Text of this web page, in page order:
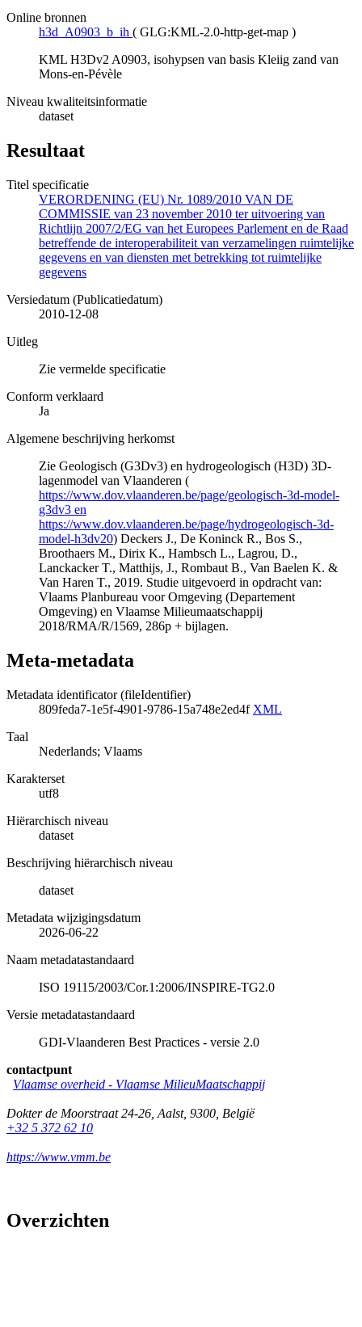
Online bronnen
h3d_A0903_b_ih ( GLG:KML-2.0-http-get-map )
KML H3Dv2 A0903, isohypsen van basis Kleiig zand van
Mons-en-Pévèle
Niveau kwaliteitsinformatie
dataset
Resultaat
Titel specificatie
VERORDENING (EU) Nr. 1089/2010 VAN DE
COMMISSIE van 23 november 2010 ter uitvoering van
Richtlijn 2007/2/EG van het Europees Parlement en de Raad
betreffende de interoperabiliteit van verzamelingen ruimtelijke
gegevens en van diensten met betrekking tot ruimtelijke
gegevens
Versiedatum (Publicatiedatum)
2010-12-08
Uitleg
Zie vermelde specificatie
Conform verklaard
Ja
Algemene beschrijving herkomst
Zie Geologisch (G3Dv3) en hydrogeologisch (H3D) 3D-
lagenmodel van Vlaanderen (
https://www.dov.vlaanderen.be/page/geologisch-3d-model-
g3dv3 en
https://www.dov.vlaanderen.be/page/hydrogeologisch-3d-
model-h3dv20) Deckers J., De Koninck R., Bos S.,
Broothaers M., Dirix K., Hambsch L., Lagrou, D.,
Lanckacker T., Matthijs, J., Rombaut B., Van Baelen K. &
Van Haren T., 2019. Studie uitgevoerd in opdracht van:
Vlaams Planbureau voor Omgeving (Departement
Omgeving) en Vlaamse Milieumaatschappij
2018/RMA/R/1569, 286p + bijlagen.
Meta-metadata
Metadata identificator (fileIdentifier)
809feda7-1e5f-4901-9786-15a748e2ed4f XML
Taal
Nederlands; Vlaams
Karakterset
utf8
Hiërarchisch niveau
dataset
Beschrijving hiërarchisch niveau
dataset
Metadata wijzigingsdatum
2026-06-22
Naam metadatastandaard
ISO 19115/2003/Cor.1:2006/INSPIRE-TG2.0
Versie metadatastandaard
GDI-Vlaanderen Best Practices - versie 2.0
contactpunt
Vlaamse overheid - Vlaamse MilieuMaatschappij
Dokter de Moorstraat 24-26 Aalst, 9300 België
+32 5 372 62 10
https://www.vmm.be
Overzichten